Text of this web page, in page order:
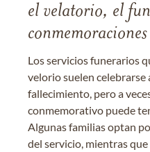
el velatorio, el
conmemoraciones
Los servicios funerarios
velorio suelen celebrarse
fallecimiento, pero a
conmemorativo puede
Algunas familias optan
del servicio, mientras